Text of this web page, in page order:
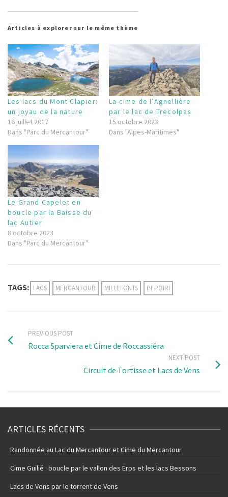
Articles à explorer sur le même thème
Les lacs du Mont Clapier:
un joyau de la nature
16 juillet 2017
Dans "Parc du Mercantour"
La cime de l’Agnellière
par le lac de Trecolpas
15 octobre 2023
Dans "Alpes-Maritimes"
Le Grand Capelet en
boucle par la Baisse du
lac Autier
8 octobre 2023
Dans "Parc du Mercantour"
TAGS: LACS MERCANTOUR MILLEFONTS PEPOIRI
PREVIOUS POST
Rocca Sparviera et Cime de Roccassiéra
NEXT POST
Circuit de Tortisse et Lacs de Vens
ARTICLES RÉCENTS
Randonnée au Lac du Mercantour et Cime du Mercantour
Cime Guilié : boucle par le vallon des Erps et les lacs Bessons
Lacs de Vens par le torrent de Vens